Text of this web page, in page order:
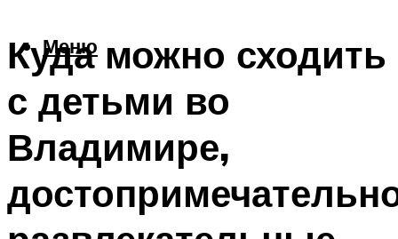
Меню
Куда можно сходить
с детьми во
Владимире,